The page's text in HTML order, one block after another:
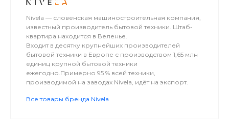
Nivela — словенская машиностроительная компания,
известный производитель бытовой техники. Штаб-
квартира находится в Веленье.
Входит в десятку крупнейших производителей
бытовой техники в Европе с производством 1,65 млн
единиц крупной бытовой техники
ежегодно.Примерно 95 % всей техники,
производимой на заводах Nivela, идёт на экспорт.
Все товары бренда Nivela